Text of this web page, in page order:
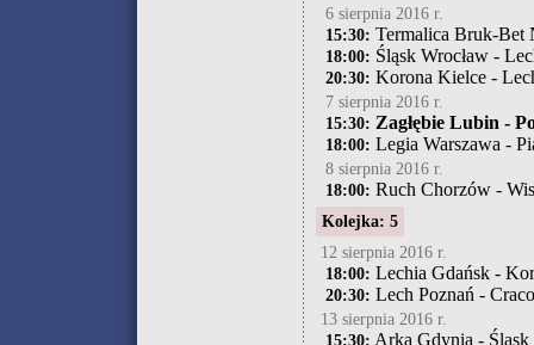
6 sierpnia 2016 r.
15:30: Termalica Bruk-Bet
18:00: Śląsk Wrocław -
20:30: Korona Kielce -
7 sierpnia 2016 r.
15:30: Zagłębie Lubin -
18:00: Legia Warszawa -
8 sierpnia 2016 r.
18:00: Ruch Chorzów -
Kolejka: 5
12 sierpnia 2016 r.
18:00: Lechia Gdańsk -
20:30: Lech Poznań -
13 sierpnia 2016 r.
15:30: Arka Gdynia - Śląsk